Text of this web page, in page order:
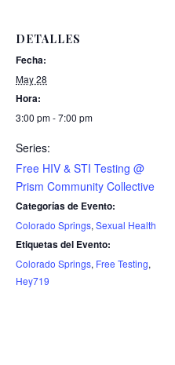
DETALLES
Fecha:
May 28
Hora:
3:00 pm - 7:00 pm
Series:
Free HIV & STI Testing @
Prism Community Collective
Categorías de Evento:
Colorado Springs, Sexual Health
Etiquetas del Evento:
Colorado Springs, Free Testing,
Hey719